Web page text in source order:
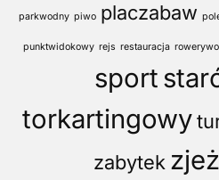
parkwodny piwo placzabaw
punktwidokowy rejs restauracja
sport
torkartingowy
zabytek